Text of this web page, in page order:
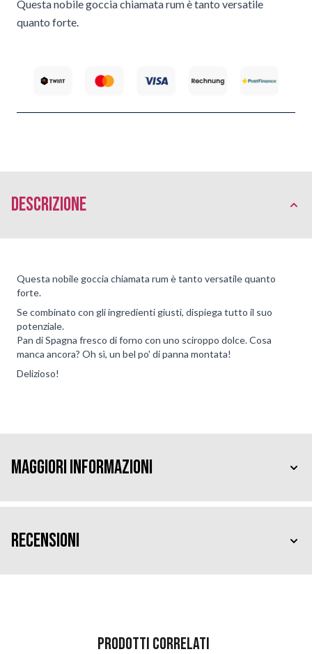
Questa nobile goccia chiamata rum è tanto versatile
quanto forte.
Descrizione
Questa nobile goccia chiamata rum è tanto versatile quanto
forte.
Se combinato con gli ingredienti giusti, dispiega tutto il suo
potenziale.
Pan di Spagna fresco di forno con uno sciroppo dolce. Cosa
manca ancora? Oh sì, un bel po' di panna montata!
Delizioso!
Maggiori Informazioni
Recensioni
Prodotti correlati